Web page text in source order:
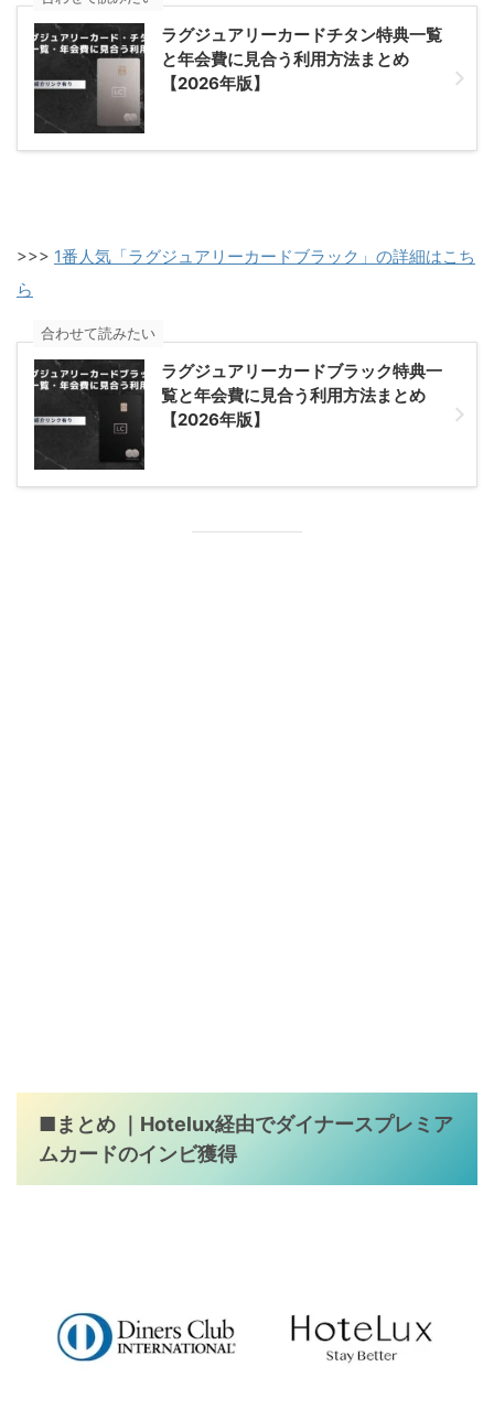
ラグジュアリーカードチタン特典一覧
と年会費に見合う利用方法まとめ
【2026年版】
>>> 1番人気「ラグジュアリーカードブラック」の詳細はこち
ら
ラグジュアリーカードブラック特典一
覧と年会費に見合う利用方法まとめ
【2026年版】
合わせて読みたい
■まとめ ｜Hotelux経由でダイナースプレミア
ムカードのインビ獲得